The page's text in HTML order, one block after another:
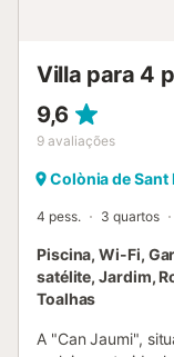
espaços acolhed...
Villa para 4
9,6
9 avaliações
Colònia de Sant
4 pess. 3 quartos
Piscina, Wi-Fi,
satélite, Jardim,
Toalhas
A "Can Jaumi",